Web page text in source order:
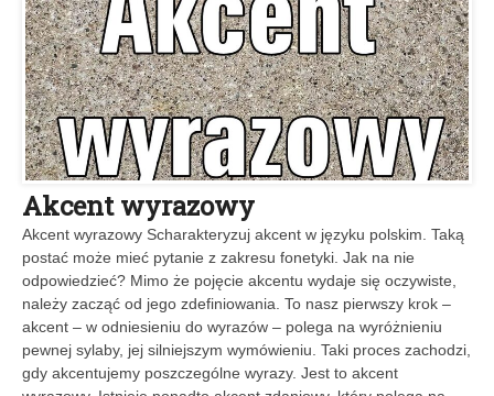
Akcent wyrazowy
Akcent wyrazowy Scharakteryzuj akcent w języku polskim. Taką
postać może mieć pytanie z zakresu fonetyki. Jak na nie
odpowiedzieć? Mimo że pojęcie akcentu wydaje się oczywiste,
należy zacząć od jego zdefiniowania. To nasz pierwszy krok –
akcent – w odniesieniu do wyrazów – polega na wyróżnieniu
pewnej sylaby, jej silniejszym wymówieniu. Taki proces zachodzi,
gdy akcentujemy poszczególne wyrazy. Jest to akcent